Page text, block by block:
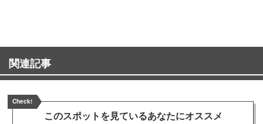
関連記事
Check!
このスポットを見ているあなたにオススメ